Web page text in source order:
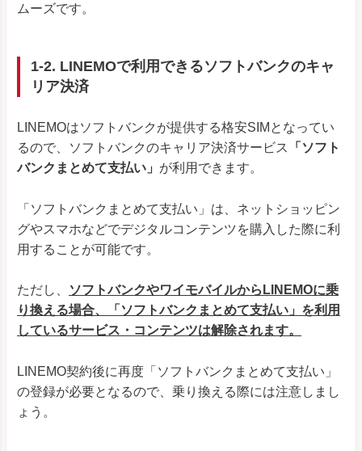
ムーズです。
1-2. LINEMOで利用できるソフトバンクのキャ
リア決済
LINEMOはソフトバンクが提供する格安SIMとなってい
るので、ソフトバンクのキャリア決済サービス
「ソフト
バンクまとめて支払い」 が利用できます。
「ソフトバンクまとめて支払い」は、ネットショッピン
グやスマホなどでデジタルコンテンツを購入した際に利
用することが可能です。
ただし、
ソフトバンクやワイモバイルからLINEMOに乗
り換える場合、「ソフトバンクまとめて支払い」を利用
しているサービス・コンテンツは解除されます。
LINEMO契約後に再度「ソフトバンクまとめて支払い」
の登録が必要となるので、乗り換える際には注意しまし
ょう。